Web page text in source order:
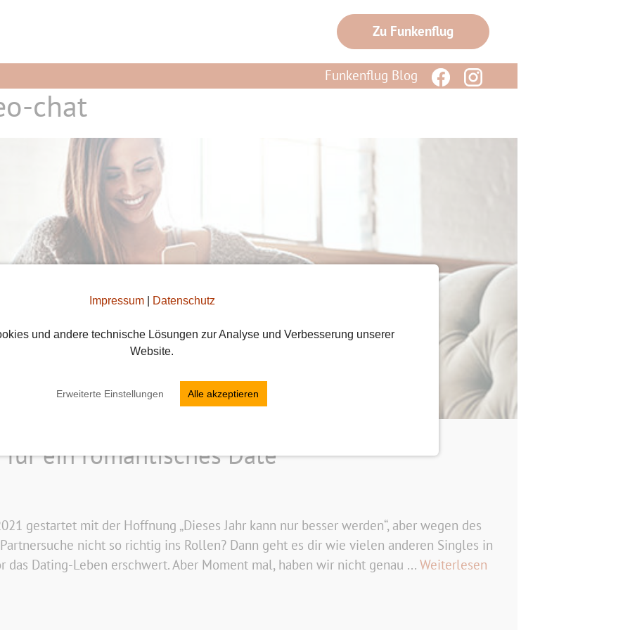
Impressum| Datenschutz
und andere technische Lösungen zur Analyse und Verbesserung unserer
Website.
Erweiterte Einstellungen Alle akzeptieren
Zu Funkenflug
Funkenflug Blog
chat
ein romantisches Date
gestartet mit der Hoffnung „Dieses Jahr kann nur besser werden“, aber wegen des
nicht so richtig ins Rollen? Dann geht es dir wie vielen anderen Singles in
das Dating-Leben erschwert. Aber Moment mal, haben wir nicht genau ... Weiterlesen